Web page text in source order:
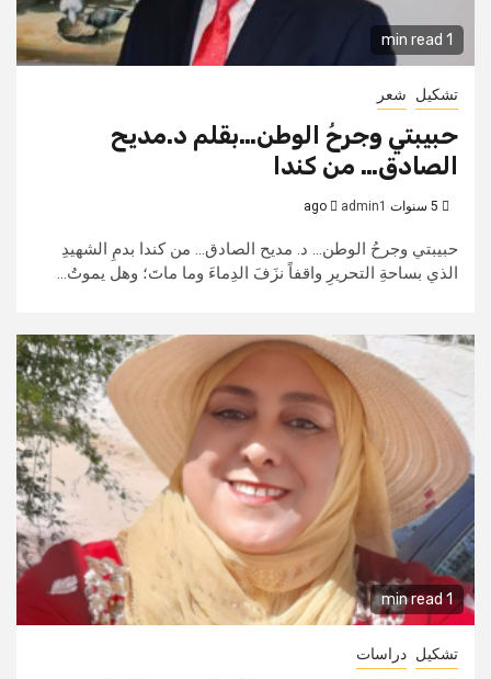
1 min read
تشكيل شعر
حبيبتي وجرحُ الوطن…بقلم د.مديح
الصادق… من كندا
admin1
حبيبتي وجرحُ الوطن... د. مديح الصادق... من كندا بدمِ الشهيدِ
الذي بساحةِ التحريرِ واقفاً نزَفَ الدِماءَ وما ماتَ؛ وهل يموتُ...
1 min read
تشكيل دراسات